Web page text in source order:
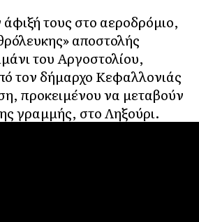
τους στο αεροδρόμιο,
αποστολής
του Αργοστολίου,
τον δήμαρχο Κεφαλλονιάς
προκειμένου να μεταβούν
γραμμής, στο Ληξούρι.